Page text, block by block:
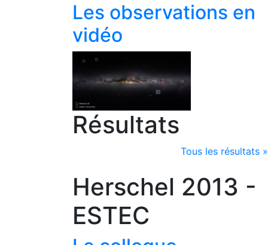
Les observations en
vidéo
Résultats
Tous les résultats »
Herschel 2013 -
ESTEC